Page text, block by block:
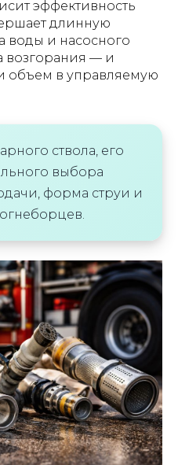
эффективность
длинную
воды и насосного
возгорания — и
объем в управляемую
ствола, его
выбора
форма струи и